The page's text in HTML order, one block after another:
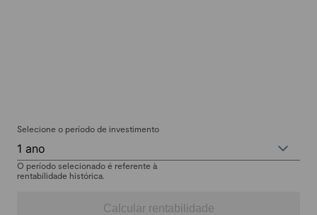
Selecione o período de investimento
1 ano
O período selecionado é referente à
rentabilidade histórica.
Calcular rentabilidade